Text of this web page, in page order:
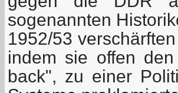
sogenannten
1952/53
indem sie offen
back", zu einer